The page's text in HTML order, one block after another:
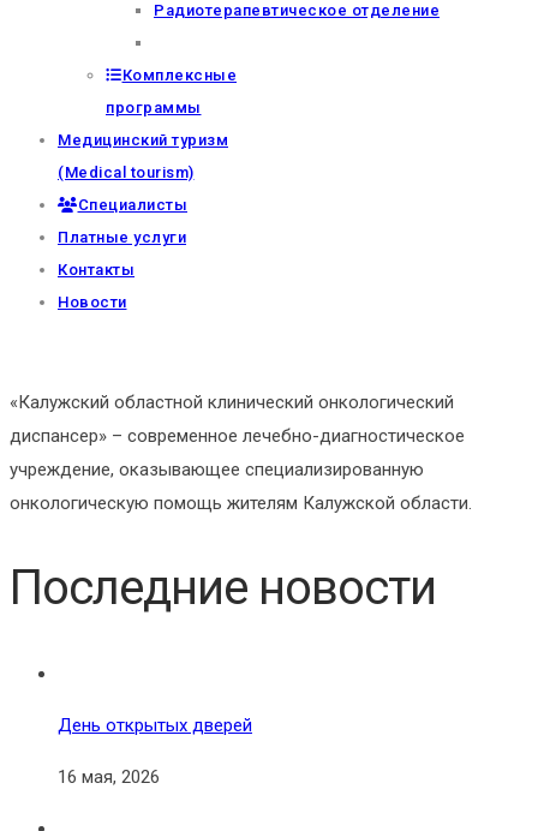
Радиотерапевтическое отделение
Комплексные
программы
Медицинский туризм
(Medical tourism)
Специалисты
Платные услуги
Контакты
Новости
«Калужский областной клинический онкологический
диспансер» – современное лечебно-диагностическое
учреждение, оказывающее специализированную
онкологическую помощь жителям Калужской области.
Последние новости
День открытых дверей
16 мая, 2026